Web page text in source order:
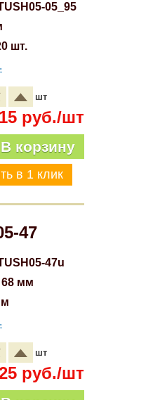
05_95
шт.
шт
руб./шт
В корзину
47
47u
68 мм
шт
руб./шт